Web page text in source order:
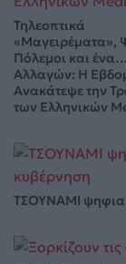
Τηλεοπτικά
«Μαγειρέματα»,
Πόλεμοι και
Αλλαγών: Η
Ανακάτεψε την
των Ελληνικών
ΤΣΟΥΝΑΜΙ